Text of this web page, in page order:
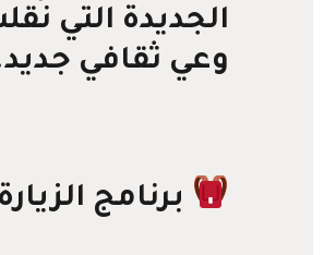
الجديدة التي
وعي ثقافي
برنامج